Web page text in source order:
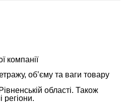
компанії
об’єму та ваги товару
області. Також
регіони.